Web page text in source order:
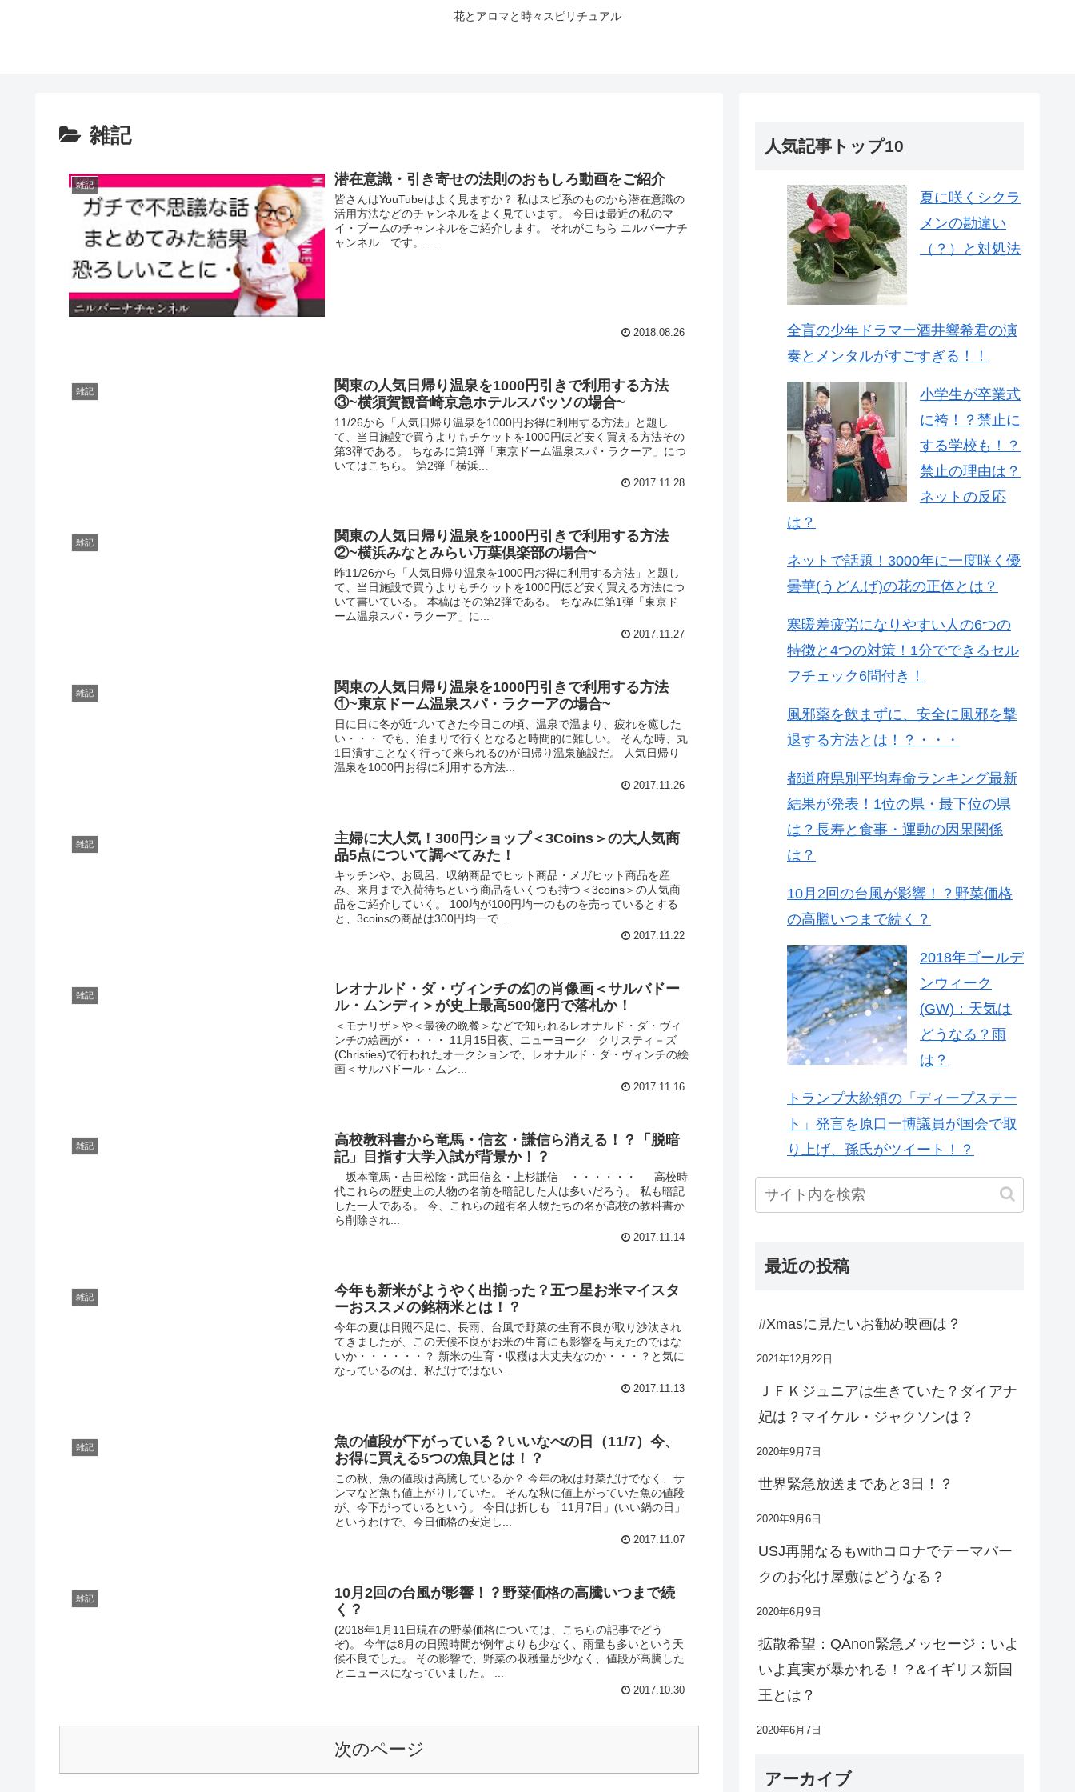
花とアロマと時々スピリチュアル
雑記
雑記 潜在意識・引き寄せの法則のおもしろ動画をご紹介
皆さんはYouTubeはよく見ますか？ 私はスピ系のものから潜在意識の
活用方法などのチャンネルをよく見ています。 今日は最近の私のマ
イ・ブームのチャンネルをご紹介します。 それがこちら ニルバーナチ
ャンネル です。 ...
2018.08.26
雑記
関東の人気日帰り温泉を1000円引きで利用する方法
③~横須賀観音崎京急ホテルスパッソの場合~
11/26から「人気日帰り温泉を1000円お得に利用する方法」と題し
て、当日施設で買うよりもチケットを1000円ほど安く買える方法その
第3弾である。 ちなみに第1弾「東京ドーム温泉スパ・ラクーア」につ
いてはこちら。 第2弾「横浜...
2017.11.28
雑記
関東の人気日帰り温泉を1000円引きで利用する方法
②~横浜みなとみらい万葉倶楽部の場合~
昨11/26から「人気日帰り温泉を1000円お得に利用する方法」と題し
て、当日施設で買うよりもチケットを1000円ほど安く買える方法につ
いて書いている。 本稿はその第2弾である。 ちなみに第1弾「東京ド
ーム温泉スパ・ラクーア」に...
2017.11.27
雑記
関東の人気日帰り温泉を1000円引きで利用する方法
①~東京ドーム温泉スパ・ラクーアの場合~
日に日に冬が近づいてきた今日この頃、温泉で温まり、疲れを癒した
い・・・ でも、泊まりで行くとなると時間的に難しい。 そんな時、丸
1日潰すことなく行って来られるのが日帰り温泉施設だ。 人気日帰り
温泉を1000円お得に利用する方法...
2017.11.26
雑記
主婦に大人気！300円ショップ＜3Coins＞の大人気商
品5点について調べてみた！
キッチンや、お風呂、収納商品でヒット商品・メガヒット商品を産
み、来月まで入荷待ちという商品をいくつも持つ＜3coins＞の人気商
品をご紹介していく。 100均が100円均一のものを売っているとする
と、3coinsの商品は300円均一で...
2017.11.22
雑記
レオナルド・ダ・ヴィンチの幻の肖像画＜サルバドー
ル・ムンディ＞が史上最高500億円で落札か！
＜モナリザ＞や＜最後の晩餐＞などで知られるレオナルド・ダ・ヴィ
ンチの絵画が・・・・ 11月15日夜、ニューヨーク クリスティ－ズ
(Christies)で行われたオークションで、レオナルド・ダ・ヴィンチの絵
画＜サルバドール・ムン...
2017.11.16
雑記
高校教科書から竜馬・信玄・謙信ら消える！？「脱暗
記」目指す大学入試が背景か！？
坂本竜馬・吉田松陰・武田信玄・上杉謙信 ・・・・・・ 高校時
代これらの歴史上の人物の名前を暗記した人は多いだろう。 私も暗記
した一人である。 今、これらの超有名人物たちの名が高校の教科書か
ら削除され...
2017.11.14
雑記
今年も新米がようやく出揃った？五つ星お米マイスタ
ーおススメの銘柄米とは！？
今年の夏は日照不足に、長雨、台風で野菜の生育不良が取り沙汰され
てきましたが、この天候不良がお米の生育にも影響を与えたのではな
いか・・・・・・？ 新米の生育・収穫は大丈夫なのか・・・？と気に
なっているのは、私だけではない...
2017.11.13
雑記
魚の値段が下がっている？いいなべの日（11/7）今、
お得に買える5つの魚貝とは！？
この秋、魚の値段は高騰しているか？ 今年の秋は野菜だけでなく、サ
ンマなど魚も値上がりしていた。 そんな秋に値上がっていた魚の値段
が、今下がっているという。 今日は折しも「11月7日」(いい鍋の日」
というわけで、今日価格の安定し...
2017.11.07
雑記
10月2回の台風が影響！？野菜価格の高騰いつまで続
く？
(2018年1月11日現在の野菜価格については、こちらの記事でどう
ぞ)。 今年は8月の日照時間が例年よりも少なく、雨量も多いという天
候不良でした。 その影響で、野菜の収穫量が少なく、値段が高騰した
とニュースになっていました。 ...
2017.10.30
次のページ
人気記事トップ10
夏に咲くシクラ
メンの勘違い
（？）と対処法
全盲の少年ドラマー酒井響希君の演
奏とメンタルがすごすぎる！！
小学生が卒業式
に袴！？禁止に
する学校も！？
禁止の理由は？
ネットの反応
は？
ネットで話題！3000年に一度咲く優
曇華(うどんげ)の花の正体とは？
寒暖差疲労になりやすい人の6つの
特徴と4つの対策！1分でできるセル
フチェック6問付き！
風邪薬を飲まずに、安全に風邪を撃
退する方法とは！？・・・
都道府県別平均寿命ランキング最新
結果が発表！1位の県・最下位の県
は？長寿と食事・運動の因果関係
は？
10月2回の台風が影響！？野菜価格
の高騰いつまで続く？
2018年ゴールデ
ンウィーク
(GW)：天気は
どうなる？雨
は？
トランプ大統領の「ディープステー
ト」発言を原口一博議員が国会で取
り上げ、孫氏がツイート！？
最近の投稿
#Xmasに見たいお勧め映画は？
2021年12月22日
ＪＦＫジュニアは生きていた？ダイアナ
妃は？マイケル・ジャクソンは？
2020年9月7日
世界緊急放送まであと3日！？
2020年9月6日
USJ再開なるもwithコロナでテーマパー
クのお化け屋敷はどうなる？
2020年6月9日
拡散希望：QAnon緊急メッセージ：いよ
いよ真実が暴かれる！？&イギリス新国
王とは？
2020年6月7日
アーカイブ